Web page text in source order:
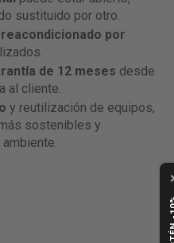
sustituido por otro.
reacondicionado por
de 12 meses desde
al cliente.
y reutilización de equipos,
sostenibles y